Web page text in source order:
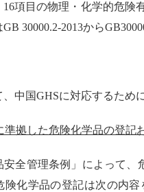
16項目の物理・化学的危険
GB 30000.2-2013から
中国GHSに対応するため
準拠した危険化学品の登記
安全管理条例」によって、
険化学品の登記は次の内容